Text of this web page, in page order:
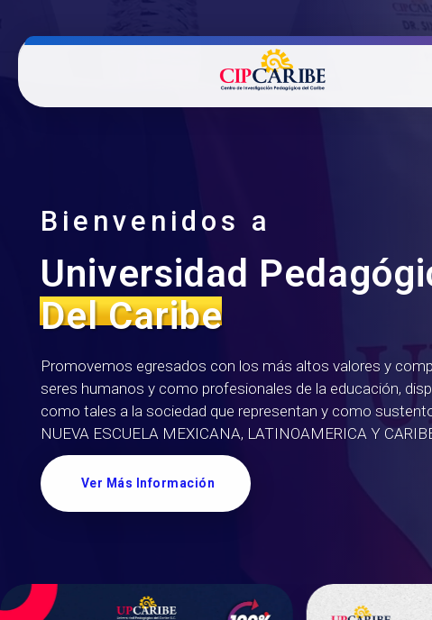
Universidad Pedagógica del Caribe
Bienvenidos a
Universidad
Del Caribe
Promovemos egresados con los más altos valores y
seres humanos y como profesionales de la educación,
como tales a la sociedad que representan y como
NUEVA ESCUELA MEXICANA, LATINOAMERICA Y
Ver Más Información